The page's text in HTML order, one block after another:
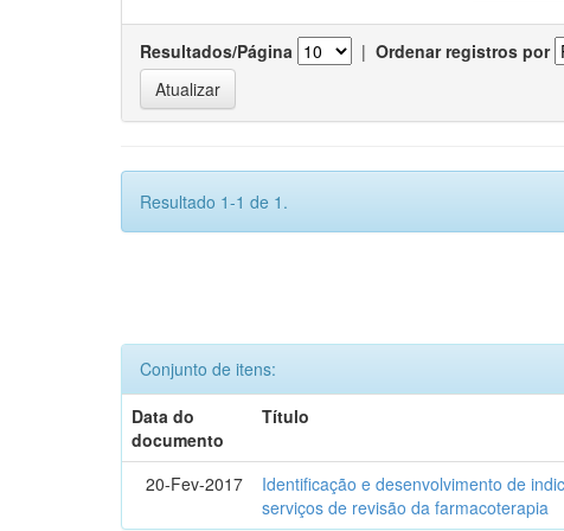
Resultados/Página | Ordenar registros por
Resultado 1-1 de 1.
Conjunto de itens:
Data do
documento
Título
20-Fev-2017
Identificação e desenvolvimento de
serviços de revisão da farmacoterapia